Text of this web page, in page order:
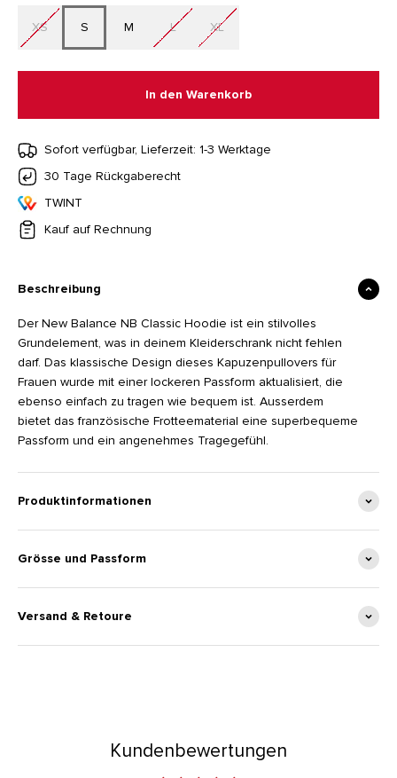
XS S M L XL
In den Warenkorb
Sofort verfügbar, Lieferzeit: 1-3 Werktage
30 Tage Rückgaberecht
TWINT
Kauf auf Rechnung
Beschreibung
Der New Balance NB Classic Hoodie ist ein stilvolles
Grundelement, was in deinem Kleiderschrank nicht fehlen
darf. Das klassische Design dieses Kapuzenpullovers für
Frauen wurde mit einer lockeren Passform aktualisiert, die
ebenso einfach zu tragen wie bequem ist. Ausserdem
bietet das französische Frotteematerial eine superbequeme
Passform und ein angenehmes Tragegefühl.
Produktinformationen
Grösse und Passform
Versand & Retoure
Kundenbewertungen